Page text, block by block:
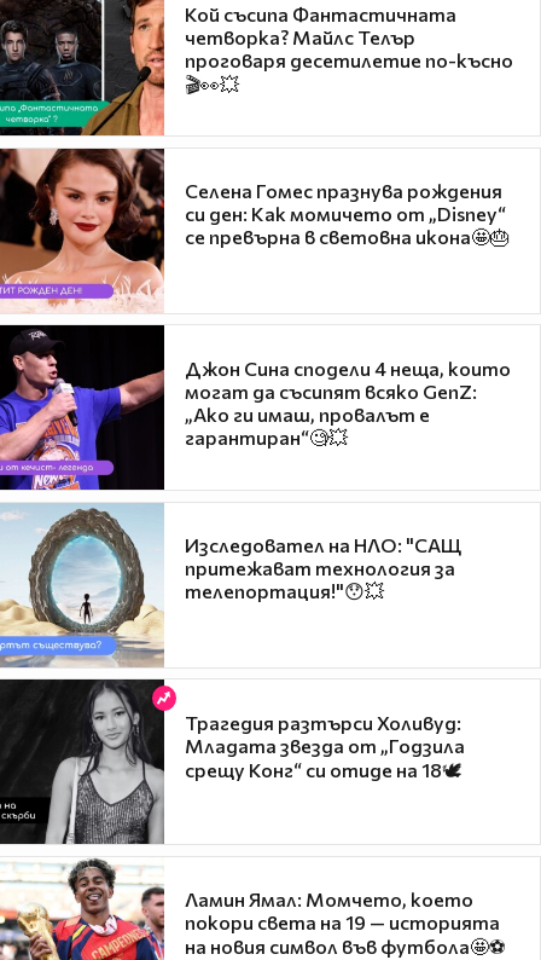
Кой съсипа Фантастичната
четворка? Майлс Телър
проговаря десетилетие по-късно
🎬👀💥
Селена Гомес празнува рождения
си ден: Как момичето от „Disney“
се превърна в световна икона🤩🎂
Джон Сина сподели 4 неща, които
могат да съсипят всяко GenZ:
„Ако ги имаш, провалът е
гарантиран“🧐💥
Изследовател на НЛО: "САЩ
притежават технология за
телепортация!"😯💥
Трагедия разтърси Холивуд:
Младата звезда от „Годзила
срещу Конг“ си отиде на 18🕊️
Ламин Ямал: Момчето, което
покори света на 19 — историята
на новия символ във футбола🤩⚽